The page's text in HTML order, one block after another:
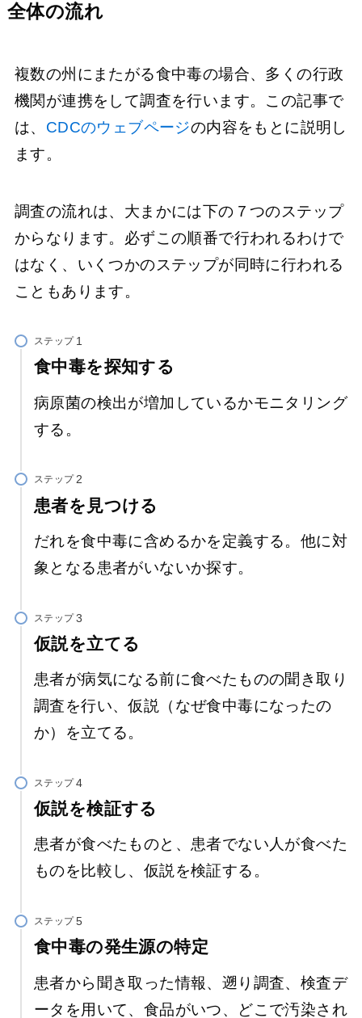
全体の流れ
複数の州にまたがる食中毒の場合、多くの行政
機関が連携をして調査を行います。この記事で
は、 CDCのウェブページの内容をもとに説明し
ます。
調査の流れは、大まかには下の７つのステップ
からなります。必ずこの順番で行われるわけで
はなく、いくつかのステップが同時に行われる
こともあります。
ステップ
食中毒を探知する
病原菌の検出が増加しているかモニタリング
する。
ステップ
患者を見つける
だれを食中毒に含めるかを定義する。他に対
象となる患者がいないか探す。
ステップ
仮説を立てる
患者が病気になる前に食べたものの聞き取り
調査を行い、仮説（なぜ食中毒になったの
か）を立てる。
ステップ
仮説を検証する
患者が食べたものと、患者でない人が食べた
ものを比較し、仮説を検証する。
ステップ
食中毒の発生源の特定
患者から聞き取った情報、遡り調査、検査デ
ータを用いて、食品がいつ、どこで汚染され